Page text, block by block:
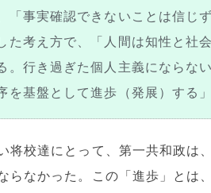
「事実確認できないことは信じ
た考え方で、「人間は知性と社
。行き過ぎた個人主義にならな
を基盤として進歩（発展）する
将校達にとって、第一共和政は
らなかった。この「進歩」とは